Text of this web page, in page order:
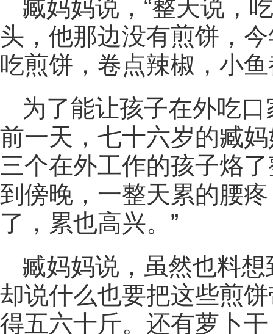
臧妈妈说，“整天说，
头，他那边没有煎饼，
吃煎饼，卷点辣椒，小
为了能让孩子在外吃
前一天，七十六岁的臧
三个在外工作的孩子烙
到傍晚，一整天累的腰
了，累也高兴。”
臧妈妈说，虽然也料
却说什么也要把这些煎
得五六十斤。还有萝卜